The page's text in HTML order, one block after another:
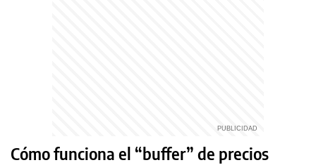
Cómo funciona el “buffer” de precios